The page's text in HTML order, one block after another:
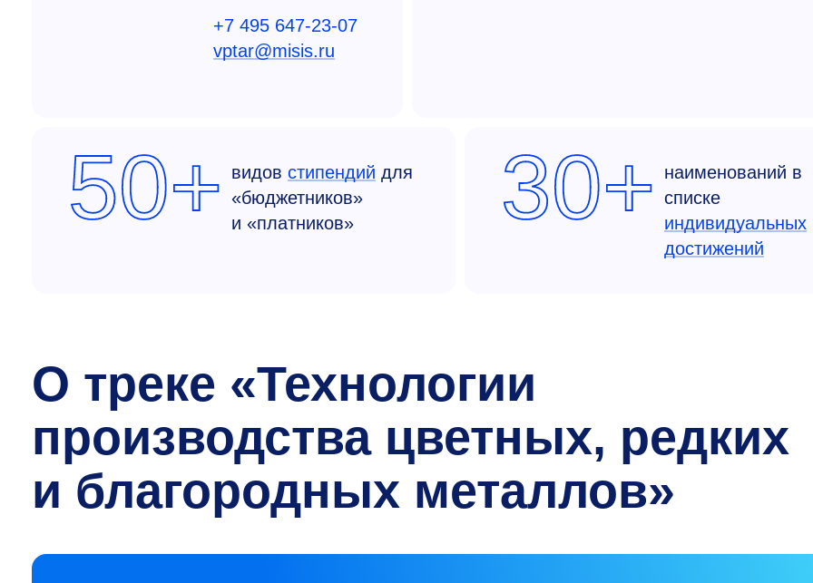
+7 495 647-23-07
vptar@misis.ru
50+ видов стипендий для
«бюджетников»
и «платников»
30+
наименований в
списке
индивидуальных
достижений
О треке «Технологии
производства цветных, редких
и благородных металлов»